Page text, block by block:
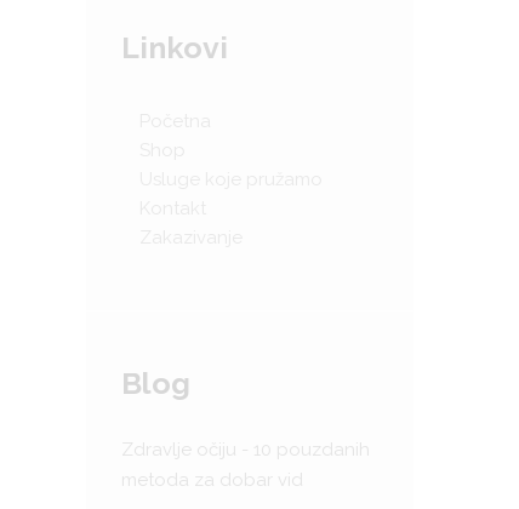
Linkovi
Blog
Zdravlje očiju - 10 pouzdanih
metoda za dobar vid